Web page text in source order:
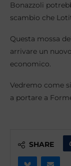
Bonazzoli
scambio che
Questa mossa
arrivare un
economico.
Vedremo come
a portare a
SHARE